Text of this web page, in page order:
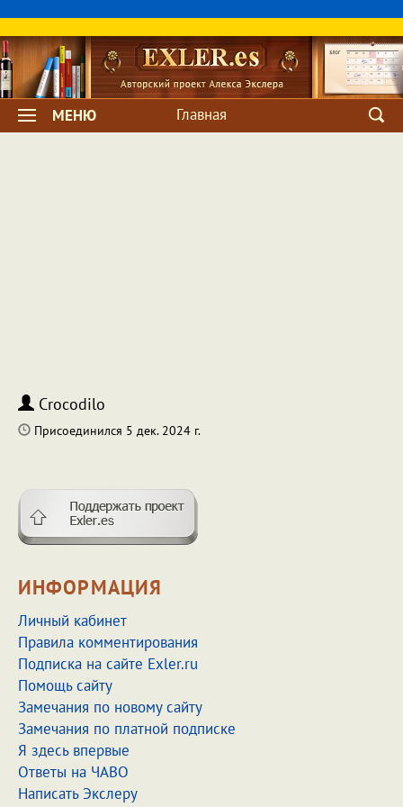
МЕНЮ Главная
Crocodilo
Присоединился 5 дек. 2024 г.
ИНФОРМАЦИЯ
Личный кабинет
Правила комментирования
Подписка на сайте Exler.ru
Помощь сайту
Замечания по новому сайту
Замечания по платной подписке
Я здесь впервые
Ответы на ЧАВО
Написать Экслеру